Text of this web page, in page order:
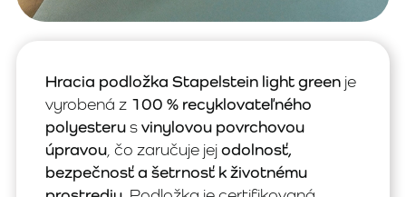
Hracia podložka Stapelstein light green je
vyrobená z 100 % recyklovateľného
polyesterusvinylovou povrchovou
úpravou , čo zaručuje jejodolnosť,
bezpečnosť a šetrnosť k životnému